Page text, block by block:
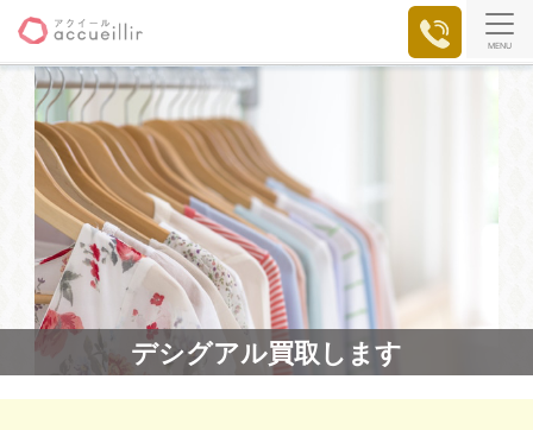
MENU
デシグアル買取します